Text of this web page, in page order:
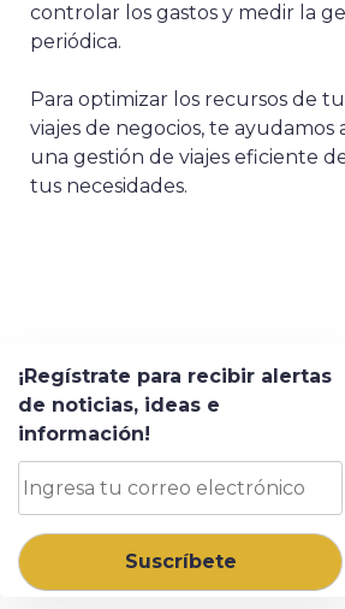
controlar los gastos y medir la
periódica.
Para optimizar los recursos de
viajes de negocios, te ayudamos
una gestión de viajes eficiente
tus necesidades.
¡Regístrate para recibir alertas
de noticias, ideas e
información!